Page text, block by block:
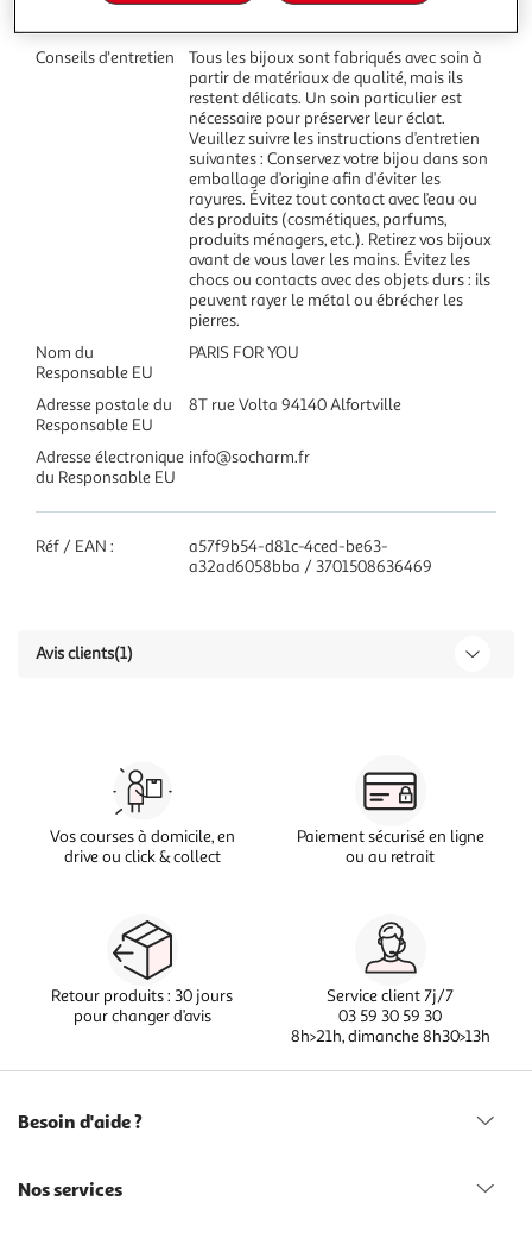
Conseils d'entretien
Tous les bijoux sont fabriqués avec soin à
partir de matériaux de qualité, mais ils
restent délicats. Un soin particulier est
nécessaire pour préserver leur éclat.
Veuillez suivre les instructions d’entretien
suivantes : Conservez votre bijou dans son
emballage d’origine afin d’éviter les
rayures. Évitez tout contact avec l’eau ou
des produits (cosmétiques, parfums,
produits ménagers, etc.). Retirez vos bijoux
avant de vous laver les mains. Évitez les
chocs ou contacts avec des objets durs : ils
peuvent rayer le métal ou ébrécher les
pierres.
Nom du
Responsable EU
PARIS FOR YOU
Adresse postale du
Responsable EU
8T rue Volta 94140 Alfortville
Adresse électronique
du Responsable EU
info@socharm.fr
Réf / EAN :
a57f9b54-d81c-4ced-be63-
a32ad6058bba / 3701508636469
Avis clients(1)
Vos courses à domicile, en
drive ou click & collect
Paiement sécurisé en ligne
ou au retrait
Retour produits : 30 jours
pour changer d’avis
Service client 7j/7
03 59 30 59 30
8h>21h, dimanche 8h30>13h
Besoin d'aide ?
Nos services